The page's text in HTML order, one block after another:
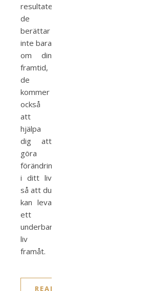
resultatet,
de
berättar
inte bara
om din
framtid,
de
kommer
också
att
hjälpa
dig att
göra
förändringar
i ditt liv
så att du
kan leva
ett
underbart
liv
framåt.
READ